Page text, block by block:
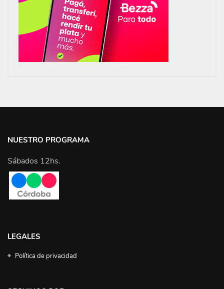
NUESTRO PROGRAMA
Sábados 12hs.
LEGALES
Política de privacidad